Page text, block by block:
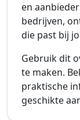
en
bedrijven,
die past bij
Gebruik dit
te maken.
praktische
geschikte